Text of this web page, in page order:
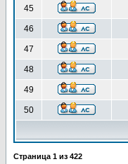
45
46
47
48
49
50
Страница 1 из 422